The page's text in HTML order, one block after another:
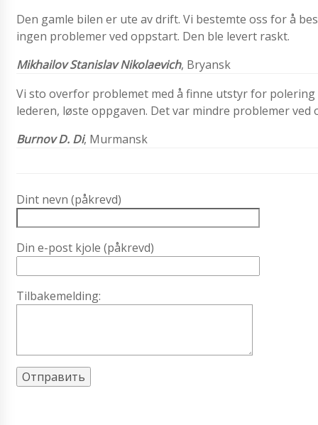
Den gamle bilen er ute av drift. Vi bestemte oss for å
ingen problemer ved oppstart. Den ble levert raskt.
Mikhailov Stanislav Nikolaevich, Bryansk
Vi sto overfor problemet med å finne utstyr for
lederen, løste oppgaven. Det var mindre problemer
Burnov D. Di, Murmansk
Dint nevn (påkrevd)
Din e-post kjole (påkrevd)
Tilbakemelding: